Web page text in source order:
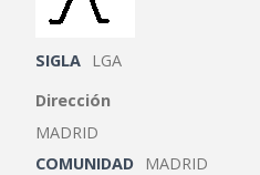
SIGLA LGA
Dirección
MADRID
COMUNIDAD MADRID